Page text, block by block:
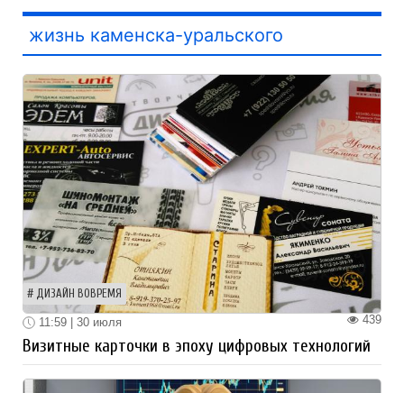
жизнь каменска-уральского
ДИЗАЙН ВОВРЕМЯ
439
11:59 | 30 июля
Визитные карточки в эпоху цифровых технологий